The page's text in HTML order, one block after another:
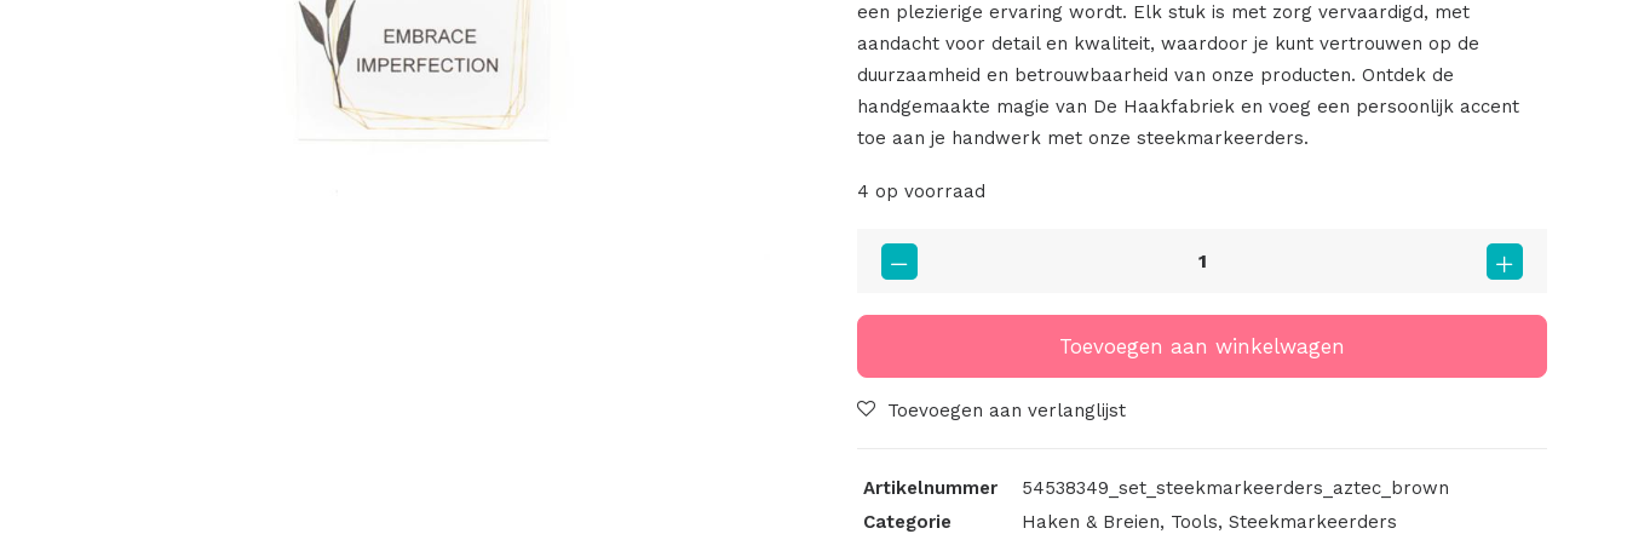
een plezierige ervaring wordt. Elk stuk is met zorg vervaardigd, met
aandacht voor detail en kwaliteit, waardoor je kunt vertrouwen op de
duurzaamheid en betrouwbaarheid van onze producten. Ontdek de
handgemaakte magie van De Haakfabriek en voeg een persoonlijk accent
toe aan je handwerk met onze steekmarkeerders.
4 op voorraad
Set
Steekmarkeerders
aantal
Toevoegen aan winkelwagen
Toevoegen aan verlanglijst
Artikelnummer
54538349_set_steekmarkeerders_aztec_brown
Categorie
Haken & Breien, Tools, Steekmarkeerders